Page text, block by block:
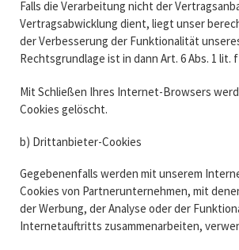
Falls die Verarbeitung nicht der
Vertragsabwicklung dient, liegt unser
der Verbesserung der Funktionalität
Rechtsgrundlage ist in dann Art. 6 Abs. 1 lit.
Mit Schließen Ihres Internet-Browsers
Cookies gelöscht.
b) Drittanbieter-Cookies
Gegebenenfalls werden mit unserem
Cookies von Partnerunternehmen, mit
der Werbung, der Analyse oder der
Internetauftritts zusammenarbeiten,